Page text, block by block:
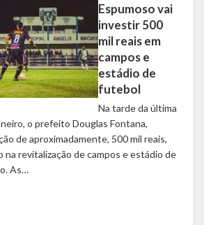
Espumoso vai
investir 500
mil reais em
campos e
estádio de
futebol
Na tarde da última
o prefeito Douglas Fontana,
de aproximadamente, 500 mil reais,
na revitalização de campos e estádio de
As…